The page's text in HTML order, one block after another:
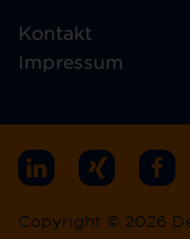
Kontakt
Impressum
Copyright © 2026